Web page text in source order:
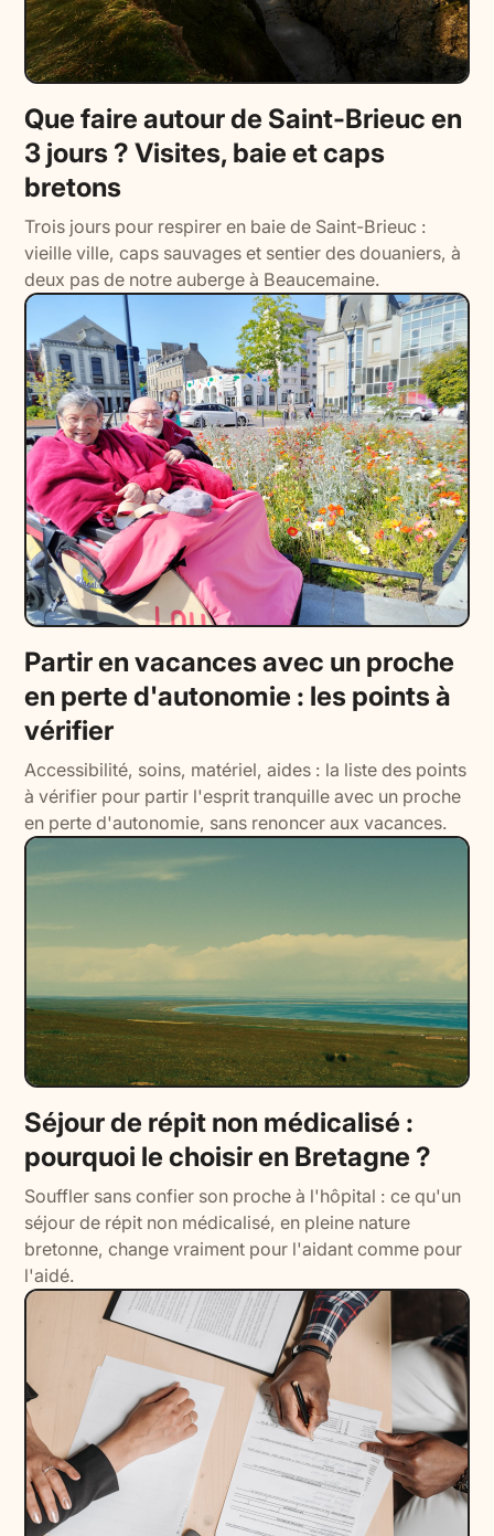
Que faire autour de Saint-Brieuc en
3 jours ? Visites, baie et caps
bretons
Trois jours pour respirer en baie de Saint-Brieuc :
vieille ville, caps sauvages et sentier des douaniers, à
deux pas de notre auberge à Beaucemaine.
Partir en vacances avec un proche
en perte d'autonomie : les points à
vérifier
Accessibilité, soins, matériel, aides : la liste des points
à vérifier pour partir l'esprit tranquille avec un proche
en perte d'autonomie, sans renoncer aux vacances.
Séjour de répit non médicalisé :
pourquoi le choisir en Bretagne ?
Souffler sans confier son proche à l'hôpital : ce qu'un
séjour de répit non médicalisé, en pleine nature
bretonne, change vraiment pour l'aidant comme pour
l'aidé.